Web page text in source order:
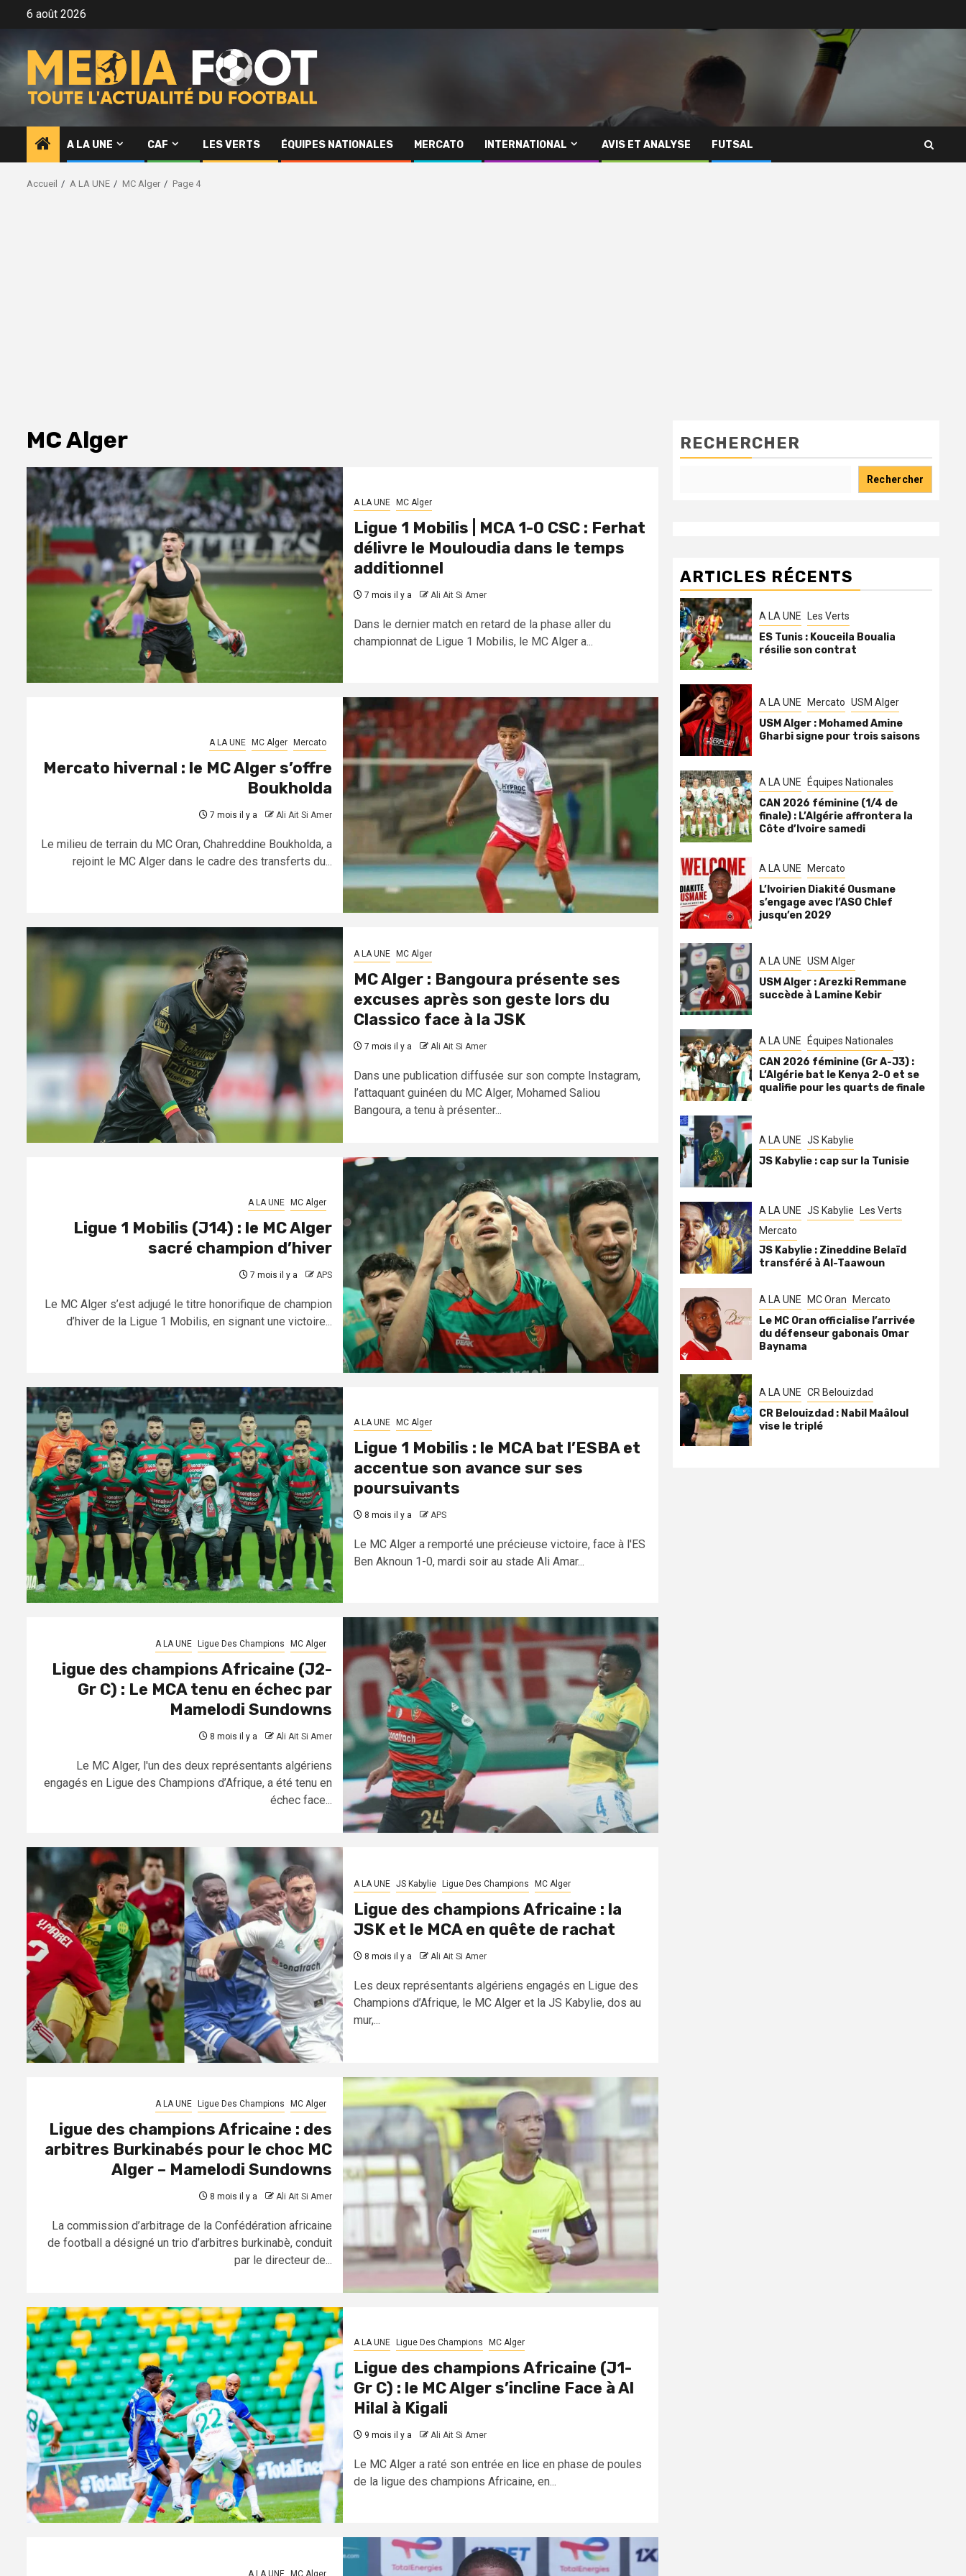
6 août 2026
A LA UNE CAF LES VERTS ÉQUIPES NATIONALES MERCATO INTERNATIONAL AVIS ET ANALYSE FUTSAL
Accueil A LA UNE MC Alger Page 4
MC Alger
A LA UNE MC Alger
Ligue 1 Mobilis | MCA 1-0 CSC : Ferhat
délivre le Mouloudia dans le temps
additionnel
7 mois il y a Ali Ait Si Amer
Dans le dernier match en retard de la phase aller du
championnat de Ligue 1 Mobilis, le MC Alger a...
A LA UNE MC Alger Mercato
Mercato hivernal : le MC Alger s’offre
Boukholda
7 mois il y a Ali Ait Si Amer
Le milieu de terrain du MC Oran, Chahreddine Boukholda, a
rejoint le MC Alger dans le cadre des transferts du...
A LA UNE MC Alger
MC Alger : Bangoura présente ses
excuses après son geste lors du
Classico face à la JSK
7 mois il y a Ali Ait Si Amer
Dans une publication diffusée sur son compte Instagram,
l’attaquant guinéen du MC Alger, Mohamed Saliou
Bangoura, a tenu à présenter...
A LA UNE MC Alger
Ligue 1 Mobilis (J14) : le MC Alger
sacré champion d’hiver
7 mois il y a APS
Le MC Alger s’est adjugé le titre honorifique de champion
d’hiver de la Ligue 1 Mobilis, en signant une victoire...
A LA UNE MC Alger
Ligue 1 Mobilis : le MCA bat l’ESBA et
accentue son avance sur ses
poursuivants
8 mois il y a APS
Le MC Alger a remporté une précieuse victoire, face à l'ES
Ben Aknoun 1-0, mardi soir au stade Ali Amar...
A LA UNE Ligue Des Champions MC Alger
Ligue des champions Africaine (J2-
Gr C) : Le MCA tenu en échec par
Mamelodi Sundowns
8 mois il y a Ali Ait Si Amer
Le MC Alger, l'un des deux représentants algériens
engagés en Ligue des Champions d’Afrique, a été tenu en
échec face...
A LA UNE JS Kabylie Ligue Des Champions MC Alger
Ligue des champions Africaine : la
JSK et le MCA en quête de rachat
8 mois il y a Ali Ait Si Amer
Les deux représentants algériens engagés en Ligue des
Champions d’Afrique, le MC Alger et la JS Kabylie, dos au
mur,...
A LA UNE Ligue Des Champions MC Alger
Ligue des champions Africaine : des
arbitres Burkinabés pour le choc MC
Alger – Mamelodi Sundowns
8 mois il y a Ali Ait Si Amer
La commission d’arbitrage de la Confédération africaine
de football a désigné un trio d’arbitres burkinabè, conduit
par le directeur de...
A LA UNE Ligue Des Champions MC Alger
Ligue des champions Africaine (J1-
Gr C) : le MC Alger s’incline Face à Al
Hilal à Kigali
9 mois il y a Ali Ait Si Amer
Le MC Alger a raté son entrée en lice en phase de poules
de la ligue des champions Africaine, en...
A LA UNE MC Alger
RECHERCHER
Rechercher
ARTICLES RÉCENTS
A LA UNE Les Verts
ES Tunis : Kouceila Boualia
résilie son contrat
A LA UNE Mercato USM Alger
USM Alger : Mohamed Amine
Gharbi signe pour trois saisons
A LA UNE Équipes Nationales
CAN 2026 féminine (1/4 de
finale) : L’Algérie affrontera la
Côte d’Ivoire samedi
A LA UNE Mercato
L’Ivoirien Diakité Ousmane
s’engage avec l’ASO Chlef
jusqu’en 2029
A LA UNE USM Alger
USM Alger : Arezki Remmane
succède à Lamine Kebir
A LA UNE Équipes Nationales
CAN 2026 féminine (Gr A-J3) :
L’Algérie bat le Kenya 2-0 et se
qualifie pour les quarts de finale
A LA UNE JS Kabylie
JS Kabylie : cap sur la Tunisie
A LA UNE JS Kabylie
Les Verts
Mercato
JS Kabylie : Zineddine Belaïd
transféré à Al-Taawoun
A LA UNE MC Oran Mercato
Le MC Oran officialise l’arrivée
du défenseur gabonais Omar
Baynama
A LA UNE CR Belouizdad
CR Belouizdad : Nabil Maâloul
vise le triplé